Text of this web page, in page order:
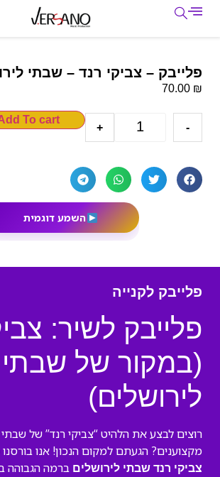
פלייבק – צביקי רנד – שבתי
70.00 ₪
-
+
To cart
השמע דוגמית
פלייבק לקנייה
פלייבק לשיר:
(במקור של שבתי
לירושלים)
רוצים לבצע את הלהיט “צביקי רנד” של שבתי
מקצוענים? הגעתם למקום הנכון! אנו בורסנו
צביקי רנד שבתי לירושלים ברמה הגבוהה